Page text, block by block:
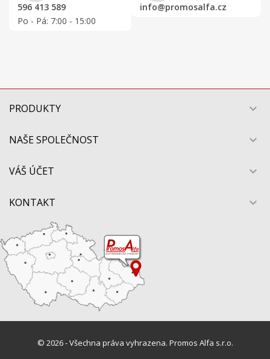
596 413 589
Po - Pá: 7:00 - 15:00
info@promosalfa.cz
PRODUKTY 
NAŠE SPOLEČNOST 
VÁŠ ÚČET 
KONTAKT 
© 2026 - Všechna práva vyhrazena. Promos Alfa s.r.o.